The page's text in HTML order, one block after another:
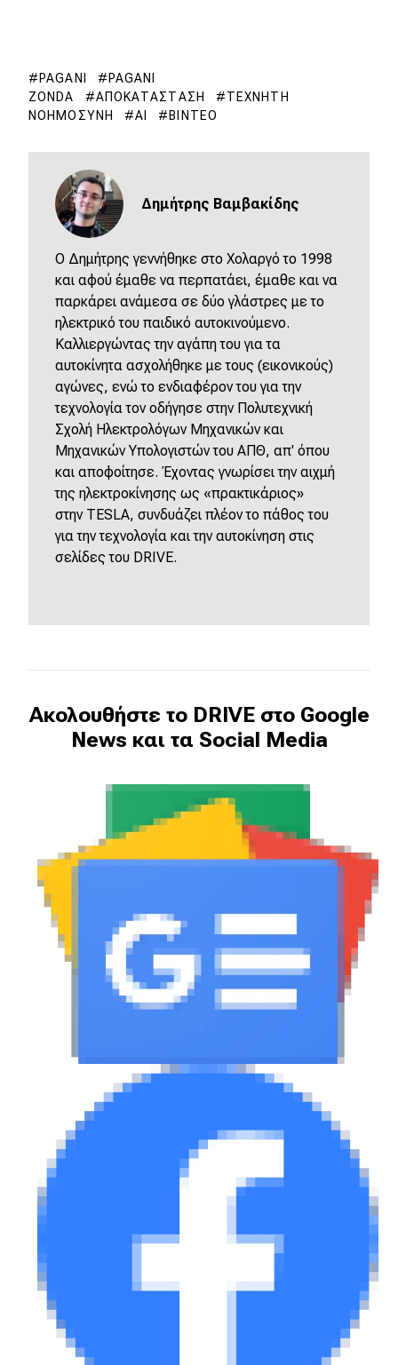
PAGANI
PAGANI
ZONDA
ΑΠΟΚΑΤΆΣΤΑΣΗ
ΤΕΧΝΗΤΉ
ΝΟΗΜΟΣΎΝΗ
AI ΒΊΝΤΕΟ
Δημήτρης Βαμβακίδης
Ο Δημήτρης γεννήθηκε στο Χολαργό το 1998
και αφού έμαθε να περπατάει, έμαθε και να
παρκάρει ανάμεσα σε δύο γλάστρες με το
ηλεκτρικό του παιδικό αυτοκινούμενο.
Καλλιεργώντας την αγάπη του για τα
αυτοκίνητα ασχολήθηκε με τους (εικονικούς)
αγώνες, ενώ το ενδιαφέρον του για την
τεχνολογία τον οδήγησε στην Πολυτεχνική
Σχολή Ηλεκτρολόγων Μηχανικών και
Μηχανικών Υπολογιστών του ΑΠΘ, απ' όπου
και αποφοίτησε. Έχοντας γνωρίσει την αιχμή
της ηλεκτροκίνησης ως «πρακτικάριος»
στην TESLA, συνδυάζει πλέον το πάθος του
για την τεχνολογία και την αυτοκίνηση στις
σελίδες του DRIVE.
Ακολουθήστε το DRIVE στο Google
News και τα Social Media